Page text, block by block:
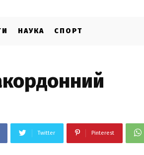
НАУКА СПОРТ
Twitter Pinterest